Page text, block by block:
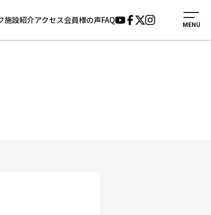
施設紹介アクセス会員様の声FAQ MENU